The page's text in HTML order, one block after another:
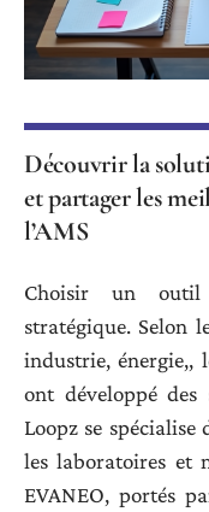
Découvrir la
et partager les
l’AMS
Choisir un outil
stratégique. Selon
industrie, énergie,,
ont développé des
Loopz se
les laboratoires et
EVANEO, portés